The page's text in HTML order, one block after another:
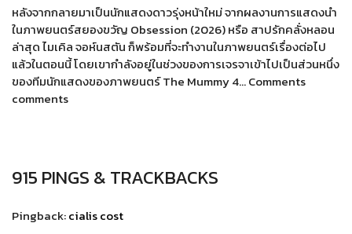
หลังจากกลายมาเป็นนักแสดงดาวรุ่งหน้าใหม่ จากผลงานการแสดงนำ
ในภาพยนตร์สยองขวัญ Obsession (2026) หรือ สาปรักคลั่งหลอน
ล่าสุด ไมเคิล จอห์นสตัน ก็พร้อมที่จะทำงานในภาพยนตร์เรื่องต่อไป
แล้วในตอนนี้ โดยเขากำลังอยู่ในช่วงของการเจรจาเข้าไปเป็นส่วนหนึ่ง
ของทีมนักแสดงของภาพยนตร์ The Mummy 4… Comments
comments
915 PINGS & TRACKBACKS
Pingback:cialis cost